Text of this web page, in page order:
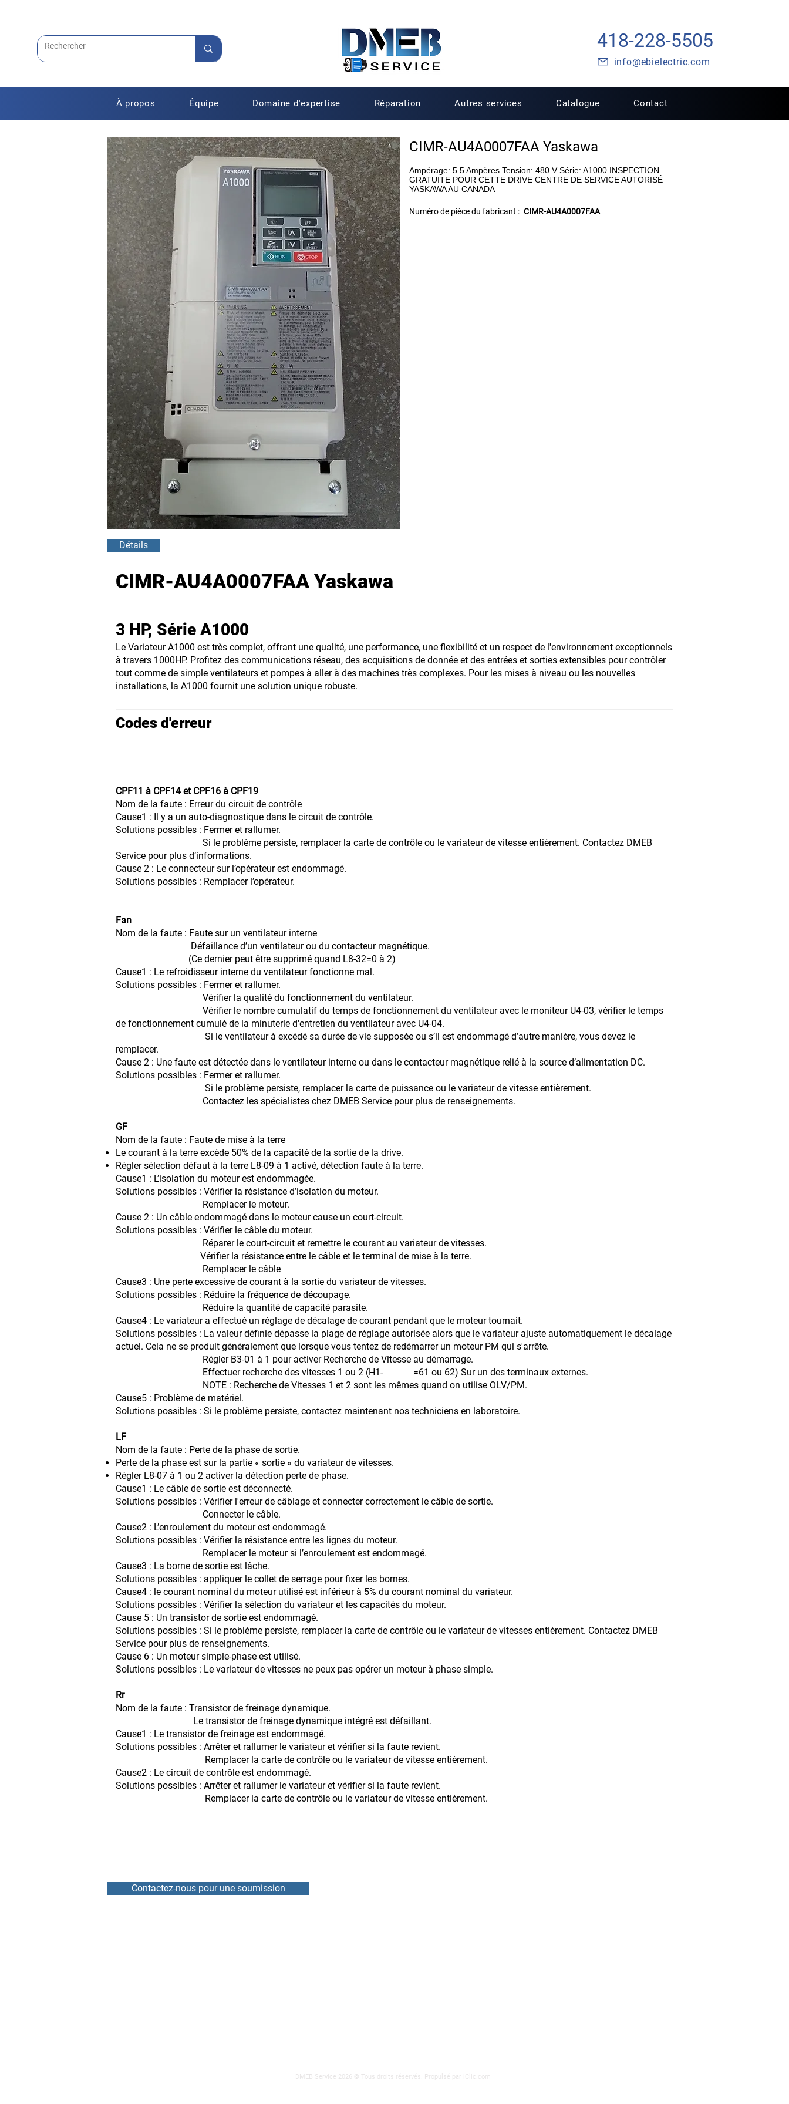
418-228-5505
info@ebielectric.com
À propos Équipe Domaine d'expertise Réparation Autres services Catalogue Contact
CIMR-AU4A0007FAA Yaskawa
Ampérage: 5.5 Ampères Tension: 480 V Série: A1000 INSPECTION
GRATUITE POUR CETTE DRIVE CENTRE DE SERVICE AUTORISÉ
YASKAWA AU CANADA
Numéro de pièce du fabricant : CIMR-AU4A0007FAA
Détails
CIMR-AU4A0007FAA Yaskawa
3 HP, Série A1000
Le Variateur A1000 est très complet, offrant une qualité, une performance, une flexibilité et un respect de l'environnement exceptionnels
à travers 1000HP. Profitez des communications réseau, des acquisitions de donnée et des entrées et sorties extensibles pour contrôler
tout comme de simple ventilateurs et pompes à aller à des machines très complexes. Pour les mises à niveau ou les nouvelles
installations, la A1000 fournit une solution unique robuste.
Codes d'erreur
CPF11 à CPF14 et CPF16 à CPF19
Nom de la faute : Erreur du circuit de contrôle
Cause1 : Il y a un auto-diagnostique dans le circuit de contrôle.
Solutions possibles : Fermer et rallumer.
Si le problème persiste, remplacer la carte de contrôle ou le variateur de vitesse entièrement. Contactez DMEB
Service pour plus d’informations.
Cause 2 : Le connecteur sur l’opérateur est endommagé.
Solutions possibles : Remplacer l’opérateur.
Fan
Nom de la faute : Faute sur un ventilateur interne
Défaillance d’un ventilateur ou du contacteur magnétique.
(Ce dernier peut être supprimé quand L8-32=0 à 2)
Cause1 : Le refroidisseur interne du ventilateur fonctionne mal.
Solutions possibles : Fermer et rallumer.
Vérifier la qualité du fonctionnement du ventilateur.
Vérifier le nombre cumulatif du temps de fonctionnement du ventilateur avec le moniteur U4-03, vérifier le temps
de fonctionnement cumulé de la minuterie d'entretien du ventilateur avec U4-04.
Si le ventilateur à excédé sa durée de vie supposée ou s’il est endommagé d’autre manière, vous devez le
remplacer.
Cause 2 : Une faute est détectée dans le ventilateur interne ou dans le contacteur magnétique relié à la source d’alimentation DC.
Solutions possibles : Fermer et rallumer.
Si le problème persiste, remplacer la carte de puissance ou le variateur de vitesse entièrement.
Contactez les spécialistes chez DMEB Service pour plus de renseignements.
GF
Nom de la faute : Faute de mise à la terre
Le courant à la terre excède 50% de la capacité de la sortie de la drive.
Régler sélection défaut à la terre L8-09 à 1 activé, détection faute à la terre.
Cause1 : L’isolation du moteur est endommagée.
Solutions possibles : Vérifier la résistance d’isolation du moteur.
Remplacer le moteur.
Cause 2 : Un câble endommagé dans le moteur cause un court-circuit.
Solutions possibles : Vérifier le câble du moteur.
Réparer le court-circuit et remettre le courant au variateur de vitesses.
Vérifier la résistance entre le câble et le terminal de mise à la terre.
Remplacer le câble
Cause3 : Une perte excessive de courant à la sortie du variateur de vitesses.
Solutions possibles : Réduire la fréquence de découpage.
Réduire la quantité de capacité parasite.
Cause4 : Le variateur a effectué un réglage de décalage de courant pendant que le moteur tournait.
Solutions possibles : La valeur définie dépasse la plage de réglage autorisée alors que le variateur ajuste automatiquement le décalage
actuel. Cela ne se produit généralement que lorsque vous tentez de redémarrer un moteur PM qui s'arrête.
Régler B3-01 à 1 pour activer Recherche de Vitesse au démarrage.
Effectuer recherche des vitesses 1 ou 2 (H1- =61 ou 62) Sur un des terminaux externes.
NOTE : Recherche de Vitesses 1 et 2 sont les mêmes quand on utilise OLV/PM.
Cause5 : Problème de matériel.
Solutions possibles : Si le problème persiste, contactez maintenant nos techniciens en laboratoire.
LF
Nom de la faute : Perte de la phase de sortie.
Perte de la phase est sur la partie « sortie » du variateur de vitesses.
Régler L8-07 à 1 ou 2 activer la détection perte de phase.
Cause1 : Le câble de sortie est déconnecté.
Solutions possibles : Vérifier l'erreur de câblage et connecter correctement le câble de sortie.
Connecter le câble.
Cause2 : L’enroulement du moteur est endommagé.
Solutions possibles : Vérifier la résistance entre les lignes du moteur.
Remplacer le moteur si l’enroulement est endommagé.
Cause3 : La borne de sortie est lâche.
Solutions possibles : appliquer le collet de serrage pour fixer les bornes.
Cause4 : le courant nominal du moteur utilisé est inférieur à 5% du courant nominal du variateur.
Solutions possibles : Vérifier la sélection du variateur et les capacités du moteur.
Cause 5 : Un transistor de sortie est endommagé.
Solutions possibles : Si le problème persiste, remplacer la carte de contrôle ou le variateur de vitesses entièrement. Contactez DMEB
Service pour plus de renseignements.
Cause 6 : Un moteur simple-phase est utilisé.
Solutions possibles : Le variateur de vitesses ne peux pas opérer un moteur à phase simple.
Rr
Nom de la faute : Transistor de freinage dynamique.
Le transistor de freinage dynamique intégré est défaillant.
Cause1 : Le transistor de freinage est endommagé.
Solutions possibles : Arrêter et rallumer le variateur et vérifier si la faute revient.
Remplacer la carte de contrôle ou le variateur de vitesse entièrement.
Cause2 : Le circuit de contrôle est endommagé.
Solutions possibles : Arrêter et rallumer le variateur et vérifier si la faute revient.
Remplacer la carte de contrôle ou le variateur de vitesse entièrement.
Contactez-nous pour une soumission
DMEB Service 2026 © Tous droits réservés. Propulsé par iClic.com